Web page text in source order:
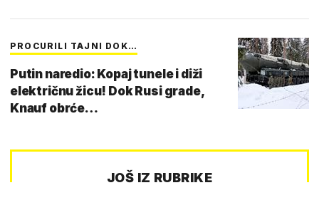
PROCURILI TAJNI DOK…
Putin naredio: Kopaj tunele i diži
električnu žicu! Dok Rusi grade,
Knauf obrće…
JOŠ IZ RUBRIKE